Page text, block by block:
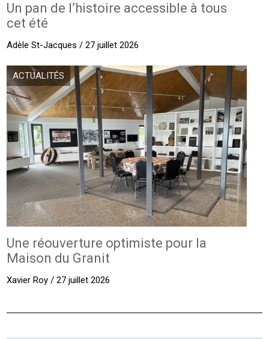
Un pan de l’histoire accessible à tous
cet été
Adèle St-Jacques / 27 juillet 2026
ACTUALITÉS
Une réouverture optimiste pour la
Maison du Granit
Xavier Roy / 27 juillet 2026